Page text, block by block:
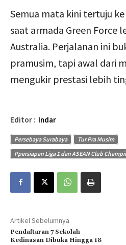
Semua mata kini tertuju
saat armada Green Force
Australia. Perjalanan ini
pramusim, tapi awal dari
mengukir prestasi lebih
Editor : Indar
Persebaya Surabaya
Tur Pra Musim
Ppersiapan Liga 1 dan ASEAN Club
Artikel Sebelumnya
Pendaftaran 7 Sekolah
Kedinasan Dibuka Hingga 18